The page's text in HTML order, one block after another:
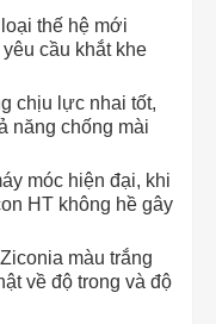
thế hệ mới
cầu khắt khe
chịu lực nhai tốt,
năng chống mài
móc hiện đại, khi
HT không hề gây
màu trắng
về độ trong và độ